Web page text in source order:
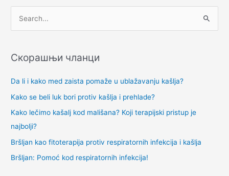
т
а
з
а
:
Скорашњи чланци
Da li i kako med zaista pomaže u ublažavanju kašlja?
Kako se beli luk bori protiv kašlja i prehlade?
Kako lečimo kašalj kod mališana? Koji terapijski pristup je
najbolji?
Bršljan kao fitoterapija protiv respiratornih infekcija i kašlja
Bršljan: Pomoć kod respiratornih infekcija!